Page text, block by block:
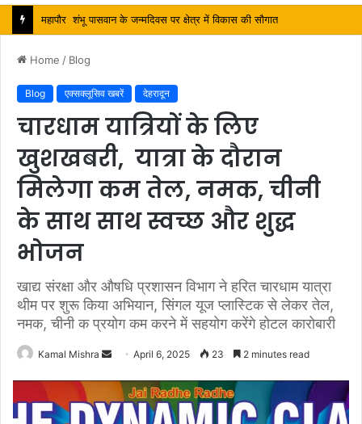
Home / Blog
Blog एक्सक्लूसिव खबरें देहरादून
चारधाम यात्रियों के लिए
खुशखबरी, यात्रा के दौरान
मिलेगा कम तेल, नमक, चीनी
के साथ साथ स्वच्छ और शुद्ध
भोजन
खाद्य संरक्षा और औषधि प्रशासन विभाग ने हरित चारधाम यात्रा
थीम पर शुरू किया अभियान, सिंगल यूज प्लास्टिक से लेकर तेल,
नमक, चीनी क प्रयोग कम करने में सहयोग करेंगे होटल कारोबारी
Kamal Mishra
Send
email
April 6, 2025 23 2 minutes read